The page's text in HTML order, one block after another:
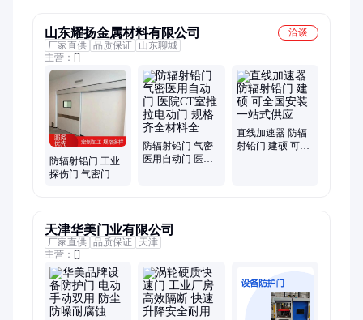
山东耀扬金属材料有限公司
洽谈
厂家直供 品质保证
山东聊城
主营： []
防辐射铅门 工业
探伤门 气密门 医
防辐射铅门 气密
医用自动门 医院
直线加速器 防辐
射铅门 建硕 可全
天津华美门业有限公司
厂家直供 品质保证
天津
主营： []